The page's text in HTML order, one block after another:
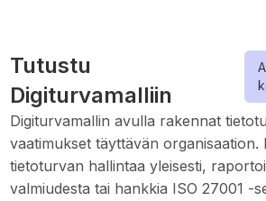
Tutustu
Digiturvamalliin
Digiturvamallin avulla rakennat
vaatimukset täyttävän organisaation.
tietoturvan hallintaa yleisesti,
valmiudesta tai hankkia ISO 27001 -